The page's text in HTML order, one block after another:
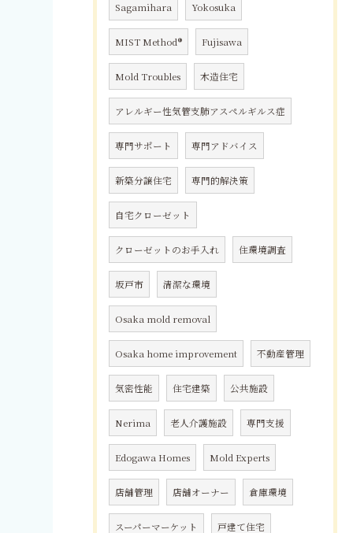
Sagamihara Yokosuka
MIST Method® Fujisawa
Mold Troubles 木造住宅
アレルギー性気管支肺アスペルギルス症
専門サポート 専門アドバイス
新築分譲住宅 専門的解決策
自宅クローゼット
クローゼットのお手入れ 住環境調査
坂戸市 清潔な環境
Osaka mold removal
Osaka home improvement 不動産管理
気密性能 住宅建築 公共施設
Nerima 老人介護施設 専門支援
Edogawa Homes Mold Experts
店舗管理 店舗オーナー 倉庫環境
スーパーマーケット 戸建て住宅